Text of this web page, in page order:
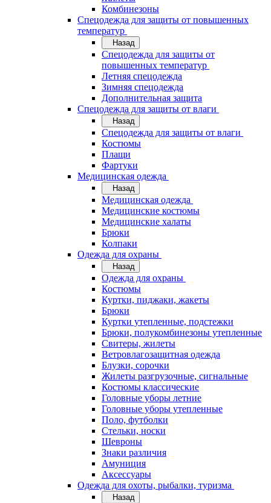
Комбинезоны
Спецодежда для защиты от повышенных
температур
Назад
Спецодежда для защиты от
повышенных температур
Летняя спецодежда
Зимняя спецодежда
Дополнительная защита
Спецодежда для защиты от влаги
Назад
Спецодежда для защиты от влаги
Костюмы
Плащи
Фартуки
Медицинская одежда
Назад
Медицинская одежда
Медицинские костюмы
Медицинские халаты
Брюки
Колпаки
Одежда для охраны
Назад
Одежда для охраны
Костюмы
Куртки, пиджаки, жакеты
Брюки
Куртки утепленные, подстежки
Брюки, полукомбинезоны утепленные
Свитеры, жилеты
Ветровлагозащитная одежда
Блузки, сорочки
Жилеты разгрузочные, сигнальные
Костюмы классические
Головные уборы летние
Головные уборы утепленные
Поло, футболки
Стельки, носки
Шевроны
Знаки различия
Амуниция
Аксессуары
Одежда для охоты, рыбалки, туризма
Назад